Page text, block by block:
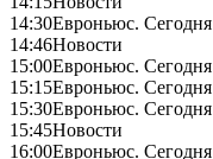
14:30Евроньюс. Сегодня
14:46Новости
15:00Евроньюс. Сегодня
15:15Евроньюс. Сегодня
15:30Евроньюс. Сегодня
15:45Новости
16:00Евроньюс. Сегодня